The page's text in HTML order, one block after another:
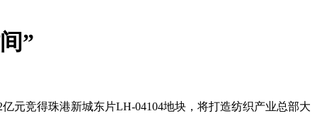
”
元竞得珠港新城东片LH-04104地块，将打造纺织产业总部大